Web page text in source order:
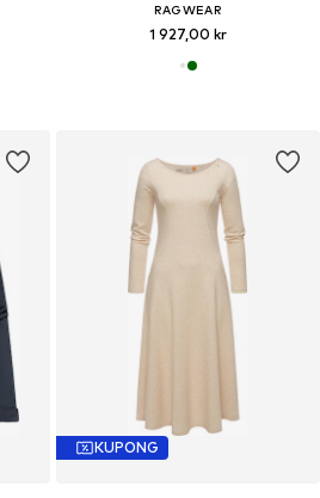
RAGWEAR
1 927,00 kr
KUPONG